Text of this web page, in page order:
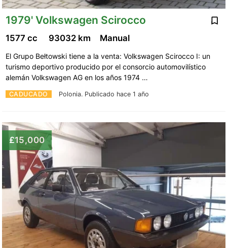
1979' Volkswagen Scirocco
CADUCADO Polonia. Publicado hace 1 año
1577 cc 93032 km Manual
El Grupo Bełtowski tiene a la venta: Volkswagen Scirocco I: un
turismo deportivo producido por el consorcio automovilístico
alemán Volkswagen AG en los años 1974 …
£15,000